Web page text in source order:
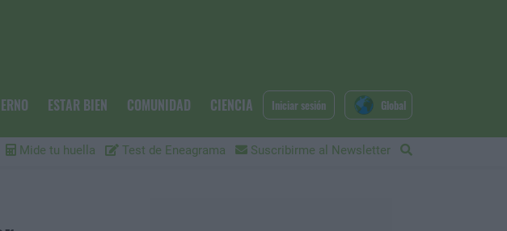
ESTAR BIEN COMUNIDAD CIENCIA
Mide tu huella Test de Eneagrama Suscribirme al Newsletter
Iniciar sesión Global